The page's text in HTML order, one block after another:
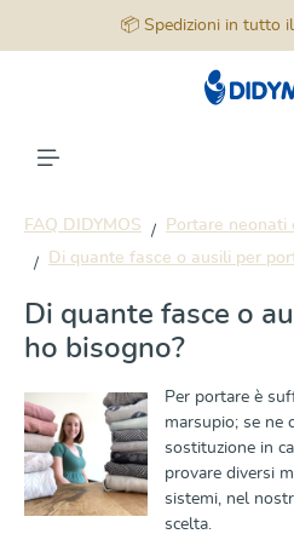
📦 Spedizioni in tutto
FAQ DIDYMOS
Portare neonati
Di quante fasce o ausili per
Di quante fasce o
ho bisogno?
Per portare è
marsupio; se ne
sostituzione in
provare diversi
sistemi, nel
scelta.